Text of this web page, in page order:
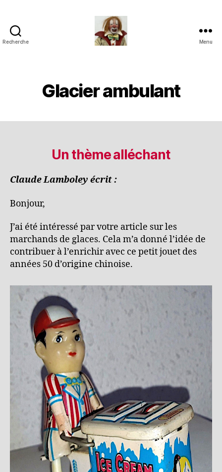
Recherche
Collection
Menu
Glacier ambulant
Un thème alléchant
Claude Lamboley écrit :
Bonjour,
J’ai été intéressé par votre article sur les
marchands de glaces. Cela m’a donné l’idée de
contribuer à l’enrichir avec ce petit jouet des
années 50 d’origine chinoise.